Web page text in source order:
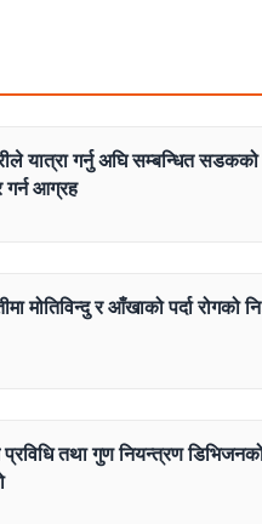
यात्रा गर्नु अघि सम्बन्धित
गर्न आग्रह
मोतिविन्दु र आँखाको पर्दा रोगको
प्रविधि तथा गुण नियन्त्रण